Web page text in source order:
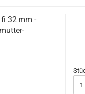
32 mm -